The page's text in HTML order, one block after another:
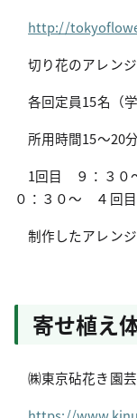
http://
切り花のアレン
各回定員15名（
所用時間15～20
1回目 ９：３
０：３０～
４回
制作したアレンジ
寄せ植え
㈱東京砧花き園芸